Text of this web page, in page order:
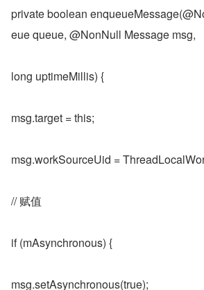
private boolean
eue queue, @NonNull Message msg,
long uptimeMillis) {
msg.target = this;
msg.workSourceUid =
// 赋值
if (mAsynchronous) {
msg.setAsynchronous(true);